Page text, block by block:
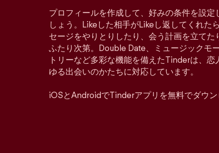
プロフィールを作成して、好みの条件を設定
しょう。Likeした相手がLikeし返してくれた
セージをやりとりしたり、会う計画を立てた
ふたり次第。Double Date、ミュージックモ
トリーなど多彩な機能を備えたTinderは、
ゆる出会いのかたちに対応しています。
iOSとAndroidでTinderアプリを無料でダウン